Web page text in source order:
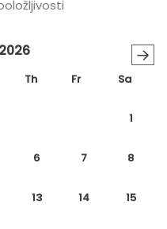
→
Th Fr Sa
1
6 7 8
13 14 15